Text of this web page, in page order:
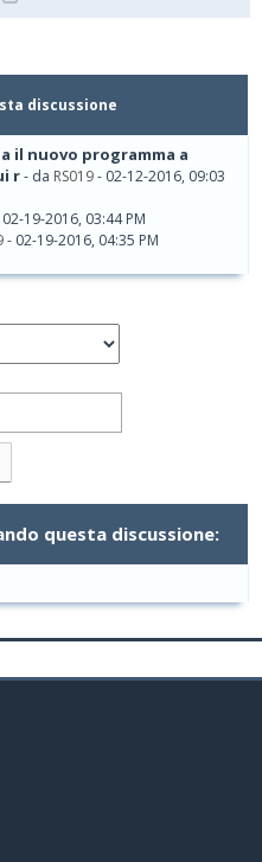
discussione
il nuovo programma a
r- da RS019- 02-12-2016, 09:03
19-2016, 03:44 PM
- 02-19-2016, 04:35 PM
questa discussione: